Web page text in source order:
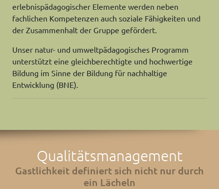
erlebnispädagogischer Elemente werden neben
fachlichen Kompetenzen auch soziale Fähigkeiten und
der Zusammenhalt der Gruppe gefördert.
Unser natur- und umweltpädagogisches Programm
unterstützt eine gleichberechtigte und hochwertige
Bildung im Sinne der Bildung für nachhaltige
Entwicklung (BNE).
Qualitätsmanagement
Gastlichkeit definiert sich nicht nur durch
ein Lächeln